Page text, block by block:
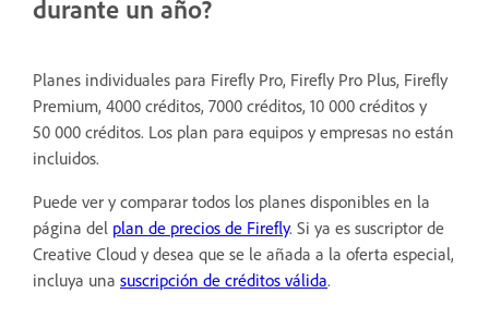
durante un año?
Planes individuales para Firefly Pro, Firefly Pro Plus, Firefly
Premium, 4000 créditos, 7000 créditos, 10 000 créditos y
50 000 créditos. Los plan para equipos y empresas no están
incluidos.
Puede ver y comparar todos los planes disponibles en la
página del plan de precios de Firefly. Si ya es suscriptor de
Creative Cloud y desea que se le añada a la oferta especial,
incluya una suscripción de créditos válida.